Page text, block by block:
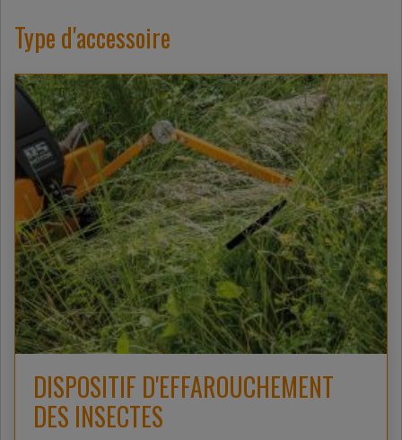
Type d'accessoire
DISPOSITIF D'EFFAROUCHEMENT
DES INSECTES